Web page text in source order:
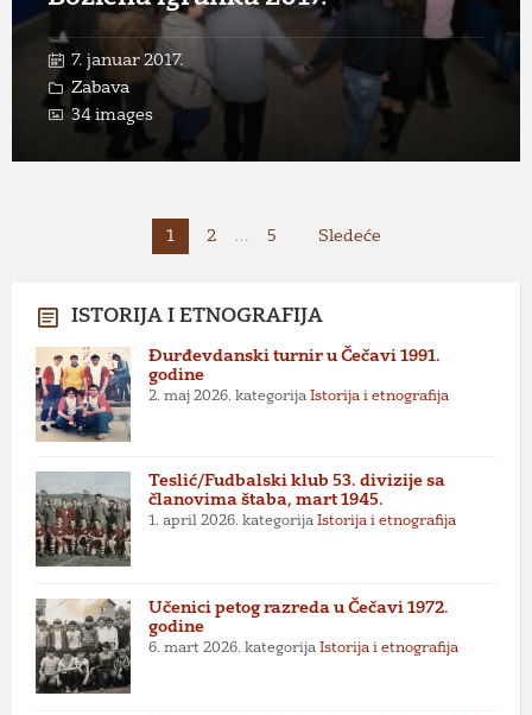
7. januar 2017.
Zabava
34 images
1 2 … 5 Sledeće
ISTORIJA I ETNOGRAFIJA
Đurđevdanski turnir u Čečavi 1991.
godine
2. maj 2026. kategorija Istorija i etnografija
Teslić/Fudbalski klub 53. divizije sa
članovima štaba, mart 1945.
1. april 2026. kategorija Istorija i etnografija
Učenici petog razreda u Čečavi 1972.
godine
6. mart 2026. kategorija Istorija i etnografija